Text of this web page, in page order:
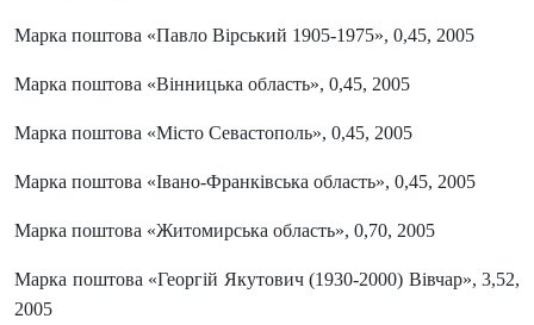
Марка поштова «Павло Вірський 1905-1975», 0,45, 2005
Марка поштова «Вінницька область», 0,45, 2005
Марка поштова «Місто Севастополь», 0,45, 2005
Марка поштова «Івано-Франківська область», 0,45, 2005
Марка поштова «Житомирська область», 0,70, 2005
Марка поштова «Георгій Якутович (1930-2000) Вівчар», 3,52,
2005